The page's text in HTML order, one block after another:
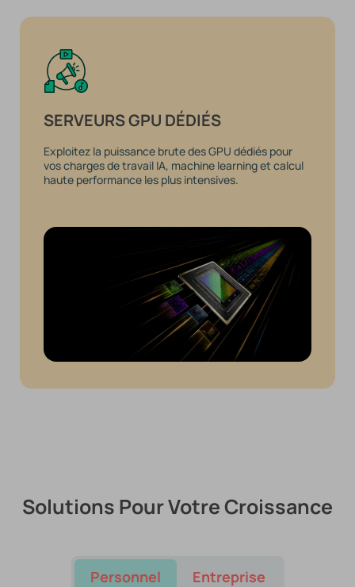
SERVEURS GPU DÉDIÉS
Exploitez la puissance brute des GPU dédiés pour
vos charges de travail IA, machine learning et calcul
haute performance les plus intensives.
Solutions Pour Votre Croissance
Personnel Entreprise